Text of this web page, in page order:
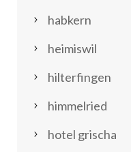
habkern
heimiswil
hilterfingen
himmelried
hotel grischa